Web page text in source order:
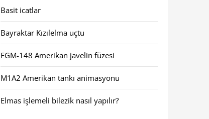
Basit icatlar
Bayraktar Kızılelma uçtu
FGM-148 Amerikan javelin füzesi
M1A2 Amerikan tankı animasyonu
Elmas işlemeli bilezik nasıl yapılır?